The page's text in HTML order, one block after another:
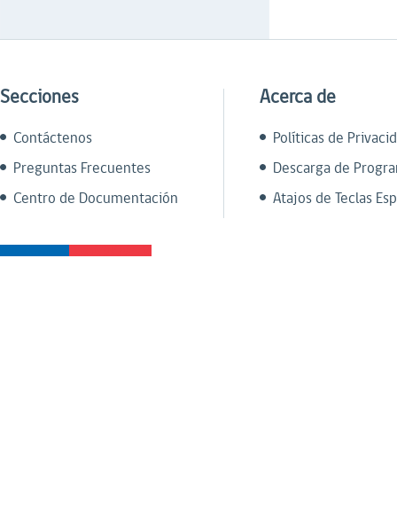
Secciones
Contáctenos
Preguntas Frecuentes
Centro de Documentación
Acerca de
Políticas de
Descarga de
Atajos de Teclas